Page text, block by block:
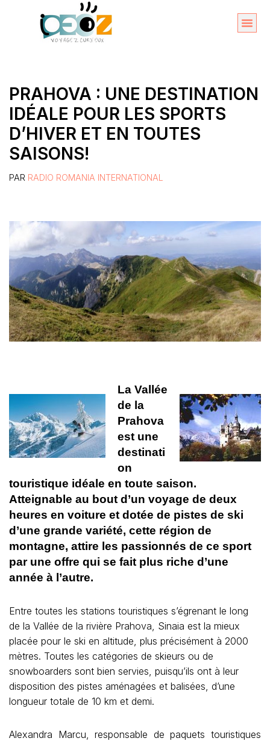
PRAHOVA : UNE DESTINATION
IDÉALE POUR LES SPORTS
D’HIVER ET EN TOUTES
SAISONS!
PAR RADIO ROMANIA INTERNATIONAL
La Vallée
de la
Prahova
est une
destinati
on
touristique idéale en toute saison.
Atteignable au bout d’un voyage de deux
heures en voiture et dotée de pistes de ski
d’une grande variété, cette région de
montagne, attire les passionnés de ce sport
par une offre qui se fait plus riche d’une
année à l’autre.
Entre toutes les stations touristiques s’égrenant le long
de la Vallée de la rivière Prahova, Sinaia est la mieux
placée pour le ski en altitude, plus précisément à 2000
mètres. Toutes les catégories de skieurs ou de
snowboarders sont bien servies, puisqu’ils ont à leur
disposition des pistes aménagées et balisées, d’une
longueur totale de 10 km et demi.
Alexandra Marcu, responsable de paquets touristiques